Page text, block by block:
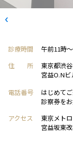
診療時間
午前11時
住 所
東京都渋
宮益O.Nビ
電話番号
はじめて
診察券を
アクセス
東京メト
宮益坂東